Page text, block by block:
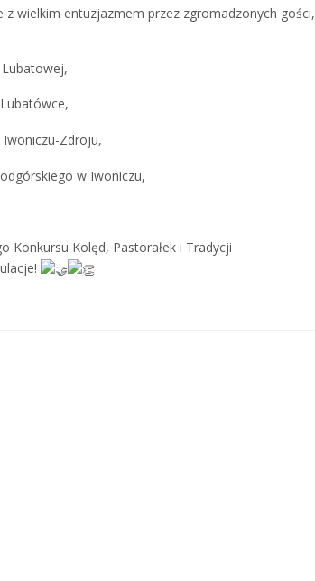
wielkim entuzjazmem przez zgromadzonych gości,
Lubatowej,
Iwoniczu-Zdroju,
w Iwoniczu,
Konkursu Kolęd, Pastorałek i Tradycji